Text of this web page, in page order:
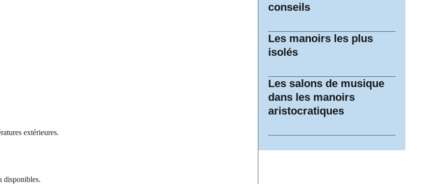
extérieures.
disponibles.
conseils
Les manoirs les plus
isolés
Les salons de musique
dans les manoirs
aristocratiques